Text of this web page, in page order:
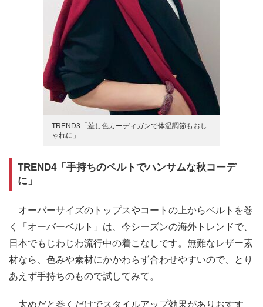
TREND3「差し色カーディガンで体温調節もおし
ゃれに」
TREND4「手持ちのベルトでハンサムな秋コーデ
に」
オーバーサイズのトップスやコートの上からベルトを巻
く「オーバーベルト」は、今シーズンの海外トレンドで、
日本でもじわじわ流行中の着こなしです。無難なレザー素
材なら、色みや素材にかかわらず合わせやすいので、とり
あえず手持ちのもので試してみて。
太めだと巻くだけでスタイルアップ効果がありおすす